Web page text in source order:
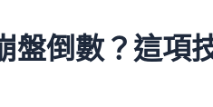
盤倒數？這項